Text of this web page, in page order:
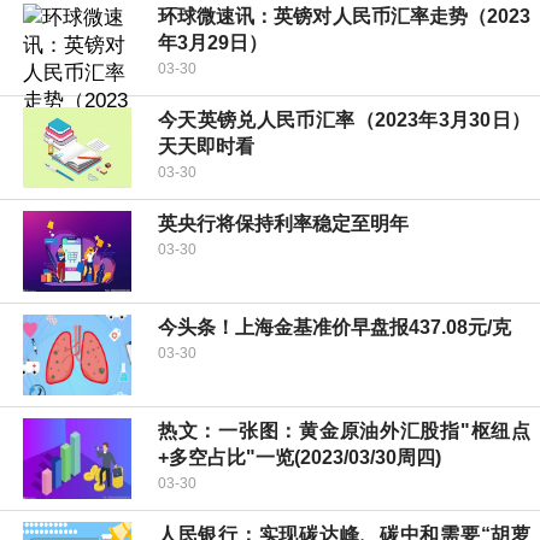
环球微速讯：英镑对人民币汇率走势（2023
年3月29日）
03-30
今天英镑兑人民币汇率（2023年3月30日）
天天即时看
03-30
英央行将保持利率稳定至明年
03-30
今头条！上海金基准价早盘报437.08元/克
03-30
热文：一张图：黄金原油外汇股指"枢纽点
+多空占比"一览(2023/03/30周四)
03-30
人民银行：实现碳达峰、碳中和需要“胡萝